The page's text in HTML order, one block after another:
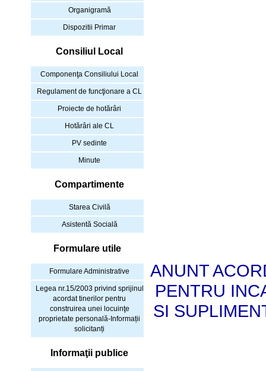
Organigramă
Dispozitii Primar
Consiliul Local
Componenţa Consiliului Local
Regulament de funcţionare a CL
Proiecte de hotărâri
Hotărâri ale CL
PV sedinte
Minute
Compartimente
Starea Civilă
Asistentă Socială
Formulare utile
Formulare Administrative
Legea nr.15/2003 privind sprijinul
acordat tinerilor pentru
construirea unei locuinţe
proprietate personală-Informații
solicitanți
Informaţii publice
ANUNT
PENTRU
SI